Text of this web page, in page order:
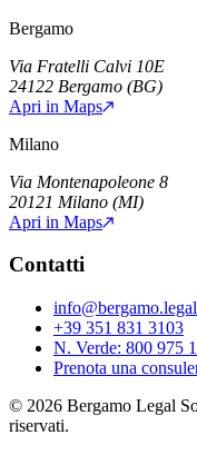
Bergamo
Via Fratelli Calvi 10E
24122 Bergamo (BG)
Apri in Maps
Milano
Via Montenapoleone 8
20121 Milano (MI)
Apri in Maps
Contatti
info@bergamo.legal
+39 351 831 3103
N. Verde: 800 975
Prenota una
© 2026 Bergamo Legal
riservati.